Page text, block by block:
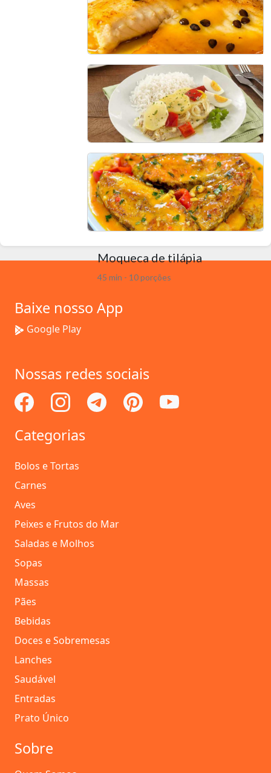
55 min - 8 porções
Filé de Tilápia ao Molho de
Maracujá
20 min - 6 porções
Filé de Peixe à Portuguesa
45 min - 6 porções
Moqueca de tilápia
45 min - 10 porções
Baixe nosso App
Google Play
Nossas redes sociais
Categorias
Bolos e Tortas
Carnes
Aves
Peixes e Frutos do Mar
Saladas e Molhos
Sopas
Massas
Pães
Bebidas
Doces e Sobremesas
Lanches
Saudável
Entradas
Prato Único
Sobre